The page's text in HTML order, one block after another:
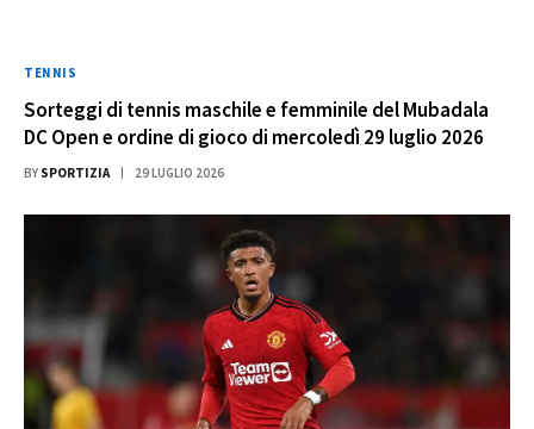
TENNIS
Sorteggi di tennis maschile e femminile del Mubadala
DC Open e ordine di gioco di mercoledì 29 luglio 2026
BY SPORTIZIA 29 LUGLIO 2026